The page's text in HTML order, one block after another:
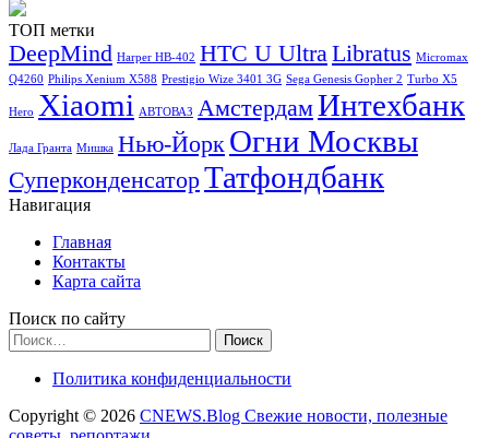
ТОП метки
DeepMind Harper HB-402 HTC U UltraLibratus Micromax
Q4260 Philips Xenium X588 Prestigio Wize 3401 3G Sega Genesis Gopher 2 Turbo X5
Hero Xiaomi АВТОВАЗ АмстердамИнтехбанк
Лада Гранта Мишка Нью-Йорк Огни Москвы
СуперконденсаторТатфондбанк
Навигация
Главная
Контакты
Карта сайта
Поиск по сайту
Найти:
Политика конфиденциальности
Copyright © 2026 CNEWS.Blog Свежие новости, полезные